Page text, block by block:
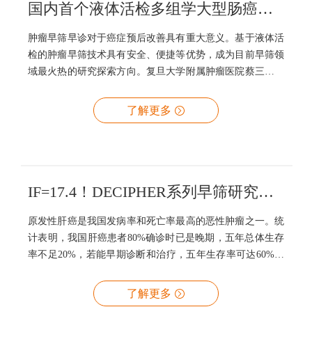
国内首个液体活检多组学大型肠癌早筛研究登陆JHO，世和基因MERCURY技术展现优异性能
肿瘤早筛早诊对于癌症预后改善具有重大意义。基于液体活
检的肿瘤早筛技术具有安全、便捷等优势，成为目前早筛领
域最火热的研究探索方向。复旦大学附属肿瘤医院蔡三军教
DECIPHER-Colon研究，基于cfDNA多组学片段特征建立了
肠癌早筛模型，在早期肠癌筛查中实现94.8%特异性下，敏
介彭俊杰 教授复旦大学附属肿瘤医院大肠外科主任医师、医
了解更多
IF=17.4！DECIPHER系列早筛研究又一重要成果登陆肝脏病学顶级期刊HEPATOLOGY
原发性肝癌是我国发病率和死亡率最高的恶性肿瘤之一。统
计表明，我国肝癌患者80%确诊时已是晚期，五年总体生存
率不足20%，若能早期诊断和治疗，五年生存率可达60%以
的措施之一，开发应用简单、方便、快捷的肝癌筛查方法是
目前研究的努力方向。基于液体活检的肿瘤早筛技术具有安
了解更多